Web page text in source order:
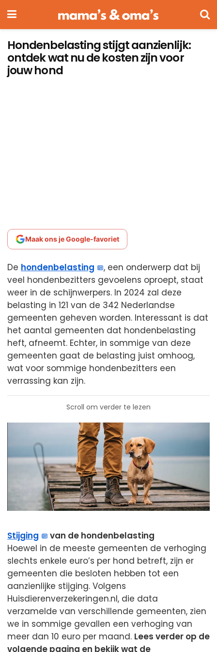
Hondenbelasting stijgt aanzienlijk:
ontdek wat nu de kosten zijn voor
jouw hond
Maak ons je Google-favoriet
De hondenbelasting
, een onderwerp dat bij
veel hondenbezitters gevoelens oproept, staat
weer in de schijnwerpers. In 2024 zal deze
belasting in 121 van de 342 Nederlandse
gemeenten geheven worden. Interessant is dat
het aantal gemeenten dat hondenbelasting
heft, afneemt. Echter, in sommige van deze
gemeenten gaat de belasting juist omhoog,
wat voor sommige hondenbezitters een
verrassing kan zijn.
Scroll om verder te lezen
Stijging
van de hondenbelasting
Hoewel in de meeste gemeenten de verhoging
slechts enkele euro’s per hond betreft, zijn er
gemeenten die besloten hebben tot een
aanzienlijke stijging. Volgens
Huisdierenverzekeringen.nl, die data
verzamelde van verschillende gemeenten, zien
we in sommige gevallen een verhoging van
meer dan 10 euro per maand. Lees verder op de
volgende pagina en bekijk wat de